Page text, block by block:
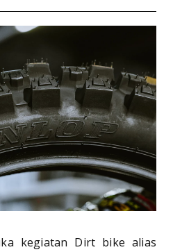
kegiatan Dirt bike alias